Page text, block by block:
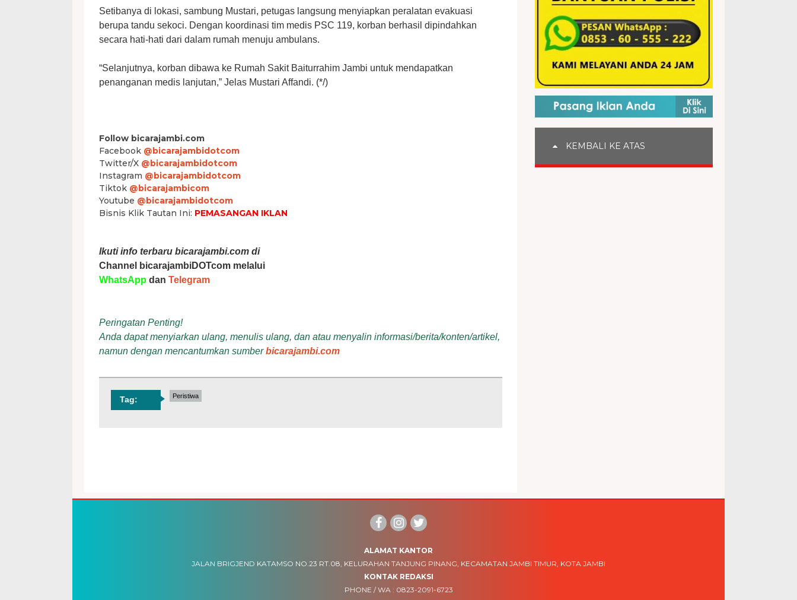
Setibanya di lokasi, sambung Mustari, petugas langsung menyiapkan peralatan evakuasi
berupa tandu sekoci. Dengan koordinasi tim medis PSC 119, korban berhasil dipindahkan
secara hati-hati dari dalam rumah menuju ambulans.
“Selanjutnya, korban dibawa ke Rumah Sakit Baiturrahim Jambi untuk mendapatkan
penanganan medis lanjutan,” Jelas Mustari Affandi. (*/)
Follow bicarajambi.com
Facebook @bicarajambidotcom
Twitter/X @bicarajambidotcom
Instagram @bicarajambidotcom
Tiktok @bicarajambicom
Youtube @bicarajambidotcom
Bisnis Klik Tautan Ini: PEMASANGAN IKLAN
Ikuti info terbaru bicarajambi.com di
Channel bicarajambiDOTcom melalui
WhatsApp dan Telegram
Peringatan Penting!
Anda dapat menyiarkan ulang, menulis ulang, dan atau menyalin informasi/berita/konten/artikel,
namun dengan mencantumkan sumberbicarajambi.com
Tag: Peristiwa
KEMBALI KE ATAS
ALAMAT KANTOR
JALAN BRIGJEND KATAMSO NO.23 RT.08, KELURAHAN TANJUNG PINANG, KECAMATAN JAMBI TIMUR, KOTA JAMBI
KONTAK REDAKSI
PHONE / WA : 0823-2091-6723